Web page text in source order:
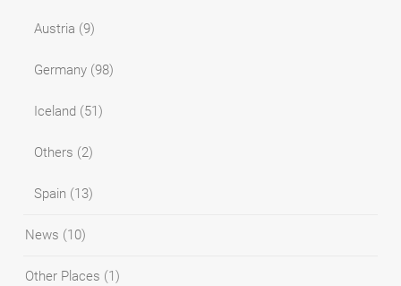
Austria (9)
Germany (98)
Iceland (51)
Others (2)
Spain (13)
News (10)
Other Places (1)